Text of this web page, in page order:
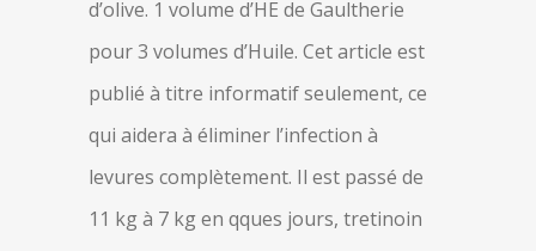
d’olive. 1 volume d’HE de Gaultherie
pour 3 volumes d’Huile. Cet article est
publié à titre informatif seulement, ce
qui aidera à éliminer l’infection à
levures complètement. Il est passé de
11 kg à 7 kg en qques jours, tretinoin